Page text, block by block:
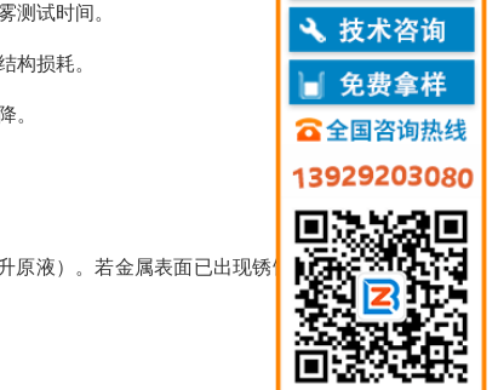
测试时间。
构损耗。
。
原液）。若金属表面已出现锈蚀或环境湿度较